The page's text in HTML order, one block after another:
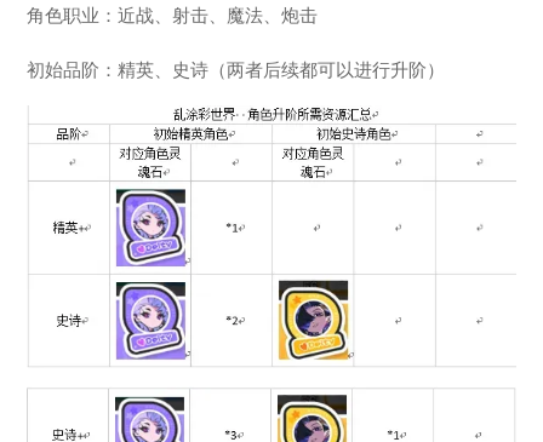
角色职业：近战、射击、魔法、炮击
初始品阶：精英、史诗（两者后续都可以进行升阶）